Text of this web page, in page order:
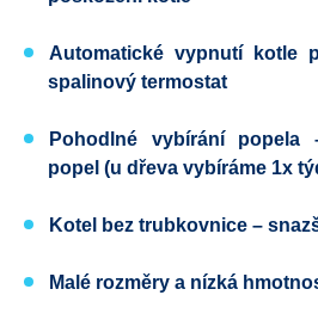
Automatické vypnutí kotle
spalinový termostat
Pohodlné vybírání popela
popel (u dřeva vybíráme 1x
Kotel bez trubkovnice –
Malé rozměry a nízká